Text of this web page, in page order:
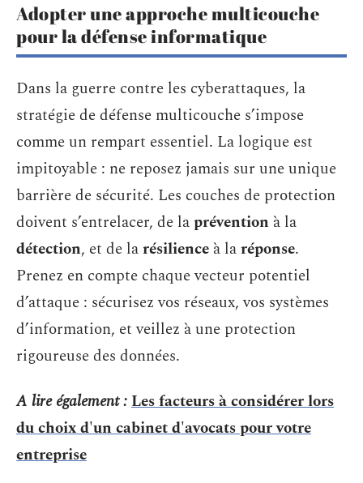
Adopter une approche multicouche
pour la défense informatique
Dans la guerre contre les cyberattaques, la
stratégie de défense multicouche s’impose
comme un rempart essentiel. La logique est
impitoyable : ne reposez jamais sur une unique
barrière de sécurité. Les couches de protection
doivent s’entrelacer, de laprévention à la
détection, et de larésilience à laréponse.
Prenez en compte chaque vecteur potentiel
d’attaque : sécurisez vos réseaux, vos systèmes
d’information, et veillez à une protection
rigoureuse des données.
A lire également :Les facteurs à considérer lors
du choix d'un cabinet d'avocats pour votre
entreprise